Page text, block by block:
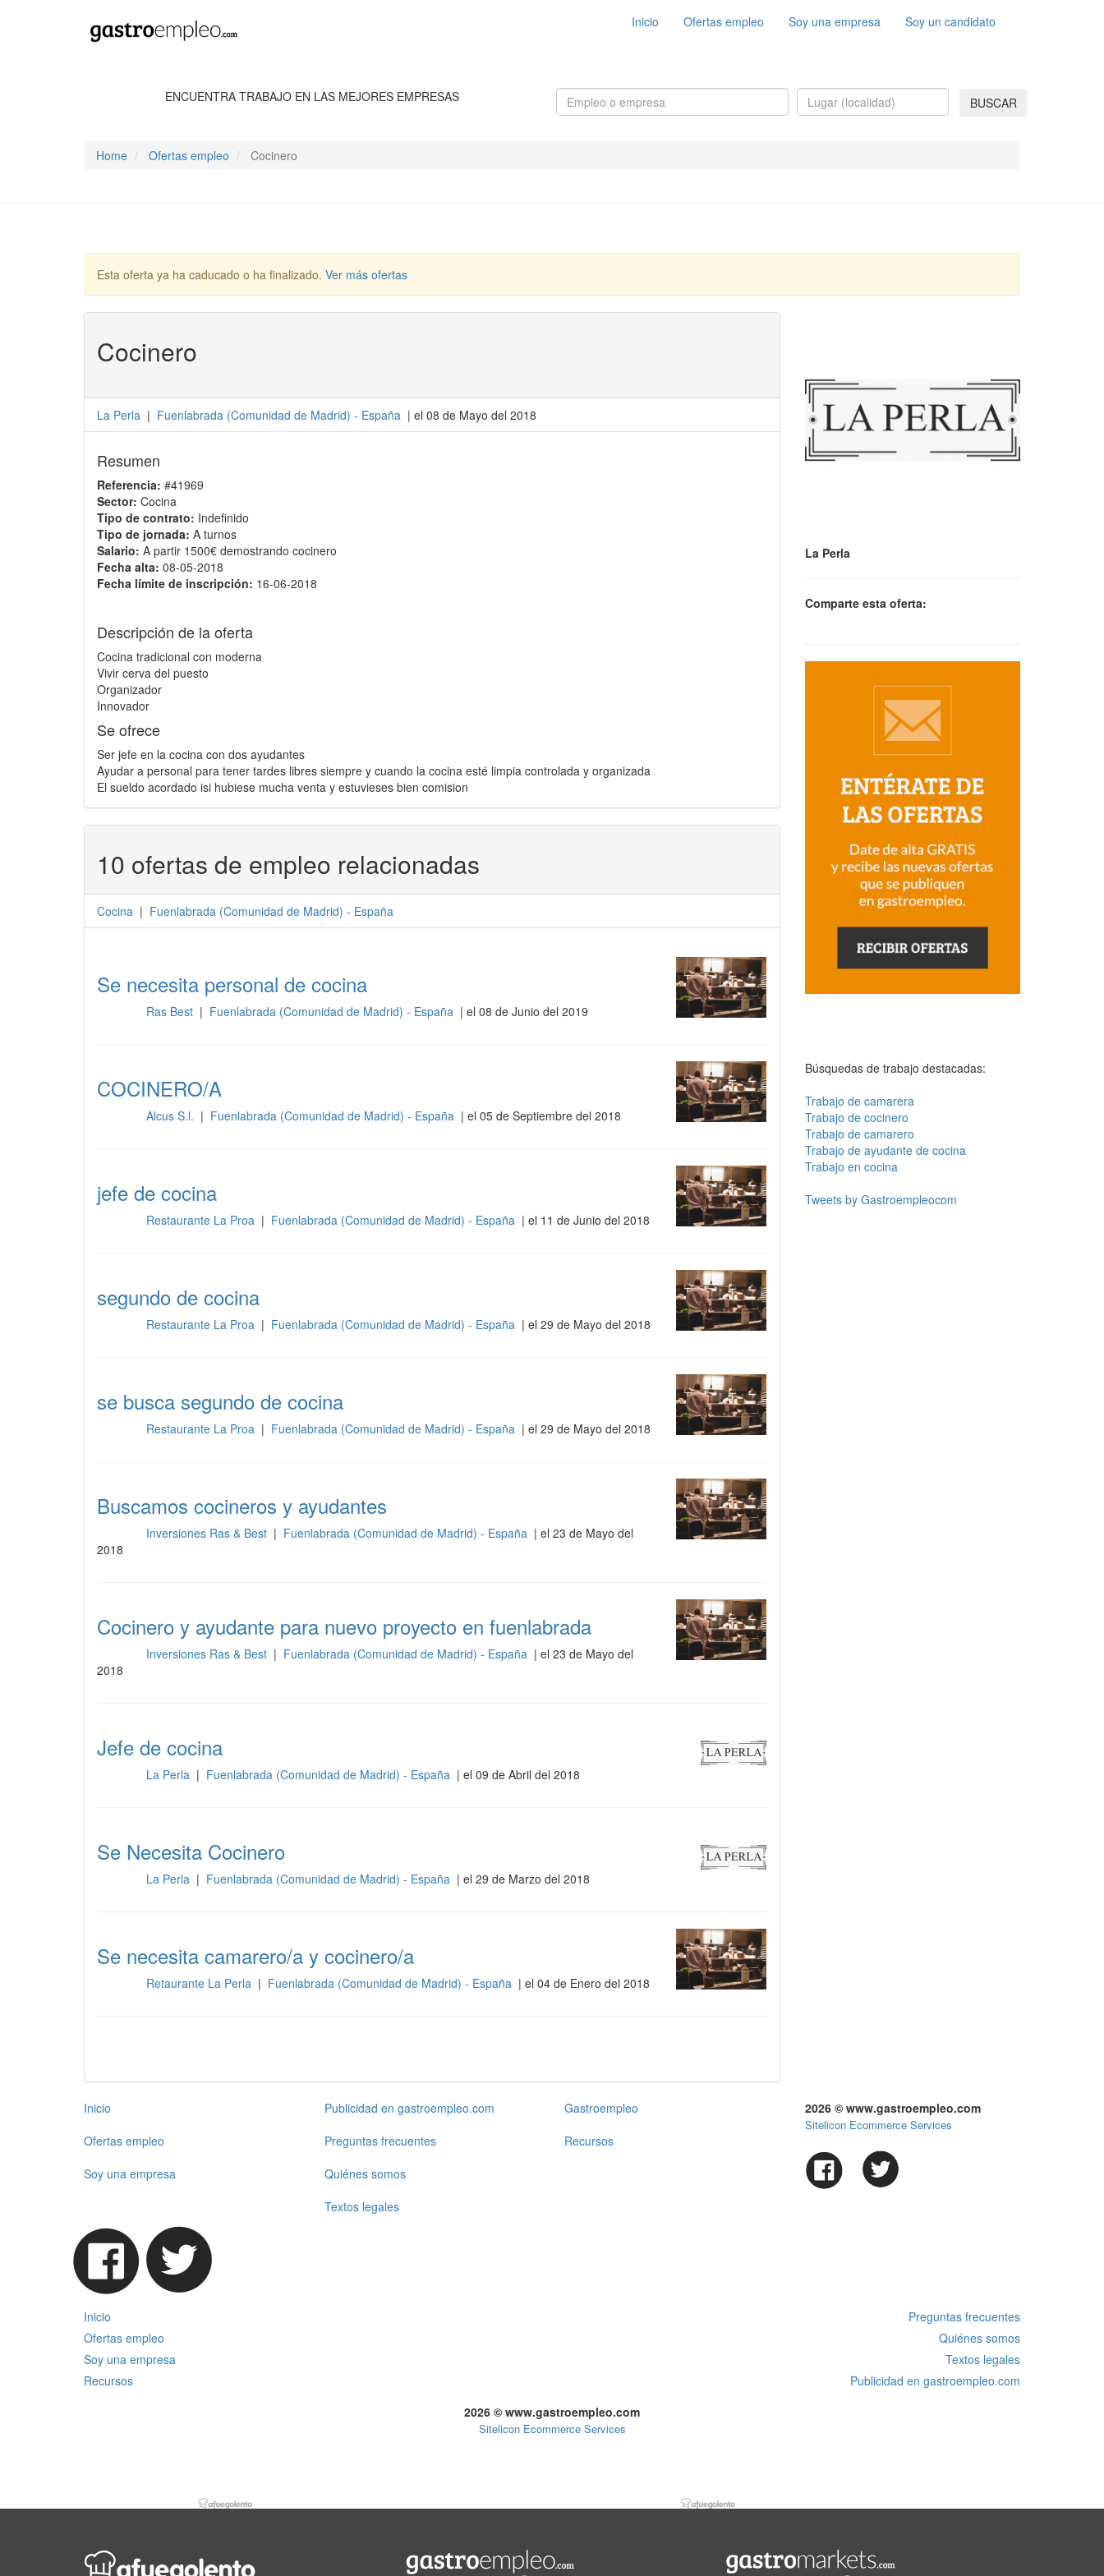
Inicio Ofertas empleo Soy una empresa Soy un candidato
ENCUENTRA TRABAJO EN LAS MEJORES EMPRESAS BUSCAR
Home Ofertas empleo Cocinero
Esta oferta ya ha caducado o ha finalizado. Ver más ofertas
Cocinero
La Perla | Fuenlabrada (Comunidad de Madrid) - España | el 08 de Mayo del 2018
Resumen
Referencia: #41969
Sector: Cocina
Tipo de contrato: Indefinido
Tipo de jornada: A turnos
Salario: A partir 1500€ demostrando cocinero
Fecha alta: 08-05-2018
Fecha límite de inscripción: 16-06-2018
Descripción de la oferta
Cocina tradicional con moderna
Vivir cerva del puesto
Organizador
Innovador
Se ofrece
Ser jefe en la cocina con dos ayudantes
Ayudar a personal para tener tardes libres siempre y cuando la cocina esté limpia controlada y organizada
El sueldo acordado isi hubiese mucha venta y estuvieses bien comision
10 ofertas de empleo relacionadas
Cocina | Fuenlabrada (Comunidad de Madrid) - España
Se necesita personal de cocina
Ras Best | Fuenlabrada (Comunidad de Madrid) - España | el 08 de Junio del 2019
COCINERO/A
Alcus S.l. | Fuenlabrada (Comunidad de Madrid) - España | el 05 de Septiembre del 2018
jefe de cocina
Restaurante La Proa | Fuenlabrada (Comunidad de Madrid) - España | el 11 de Junio del 2018
segundo de cocina
Restaurante La Proa | Fuenlabrada (Comunidad de Madrid) - España | el 29 de Mayo del 2018
se busca segundo de cocina
Restaurante La Proa | Fuenlabrada (Comunidad de Madrid) - España | el 29 de Mayo del 2018
Buscamos cocineros y ayudantes
Inversiones Ras & Best | Fuenlabrada (Comunidad de Madrid) - España | el 23 de Mayo del
2018
Cocinero y ayudante para nuevo proyecto en fuenlabrada
Inversiones Ras & Best | Fuenlabrada (Comunidad de Madrid) - España | el 23 de Mayo del
2018
Jefe de cocina
La Perla | Fuenlabrada (Comunidad de Madrid) - España | el 09 de Abril del 2018
Se Necesita Cocinero
La Perla | Fuenlabrada (Comunidad de Madrid) - España | el 29 de Marzo del 2018
Se necesita camarero/a y cocinero/a
Retaurante La Perla | Fuenlabrada (Comunidad de Madrid) - España | el 04 de Enero del 2018
La Perla
Comparte esta oferta:
Búsquedas de trabajo destacadas:
Trabajo de camarera
Trabajo de cocinero
Trabajo de camarero
Trabajo de ayudante de cocina
Trabajo en cocina
Tweets by Gastroempleocom
Inicio
Ofertas empleo
Soy una empresa
Publicidad en gastroempleo.com
Preguntas frecuentes
Quiénes somos
Textos legales
Gastroempleo
Recursos
2026 © www.gastroempleo.com
Sitelicon Ecommerce Services
Inicio
Preguntas frecuentes
Ofertas empleo
Quiénes somos
Soy una empresa
Textos legales
Recursos
Publicidad en gastroempleo.com
2026 © www.gastroempleo.com
Sitelicon Ecommerce Services